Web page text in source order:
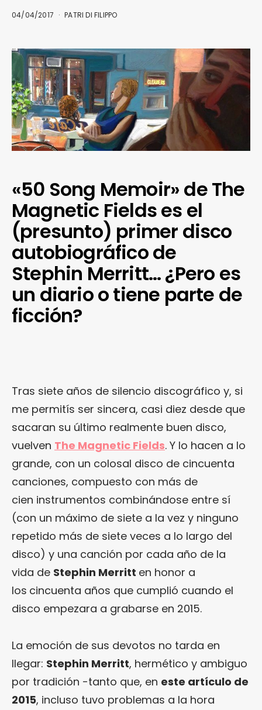
04/04/2017 PATRI DI FILIPPO
«50 Song Memoir» de The
Magnetic Fields es el
(presunto) primer disco
autobiográfico de
Stephin Merritt… ¿Pero es
un diario o tiene parte de
ficción?
Tras siete años de silencio discográfico y, si
me permitís ser sincera, casi diez desde que
sacaran su último realmente buen disco,
vuelven The Magnetic Fields. Y lo hacen a lo
grande, con un colosal disco de cincuenta
canciones, compuesto con más de
cien instrumentos combinándose entre sí
(con un máximo de siete a la vez y ninguno
repetido más de siete veces a lo largo del
disco) y una canción por cada año de la
vida de Stephin Merritt en honor a
los cincuenta años que cumplió cuando el
disco empezara a grabarse en 2015.
La emoción de sus devotos no tarda en
llegar: Stephin Merritt, hermético y ambiguo
por tradición -tanto que, en este artículo de
2015, incluso tuvo problemas a la hora